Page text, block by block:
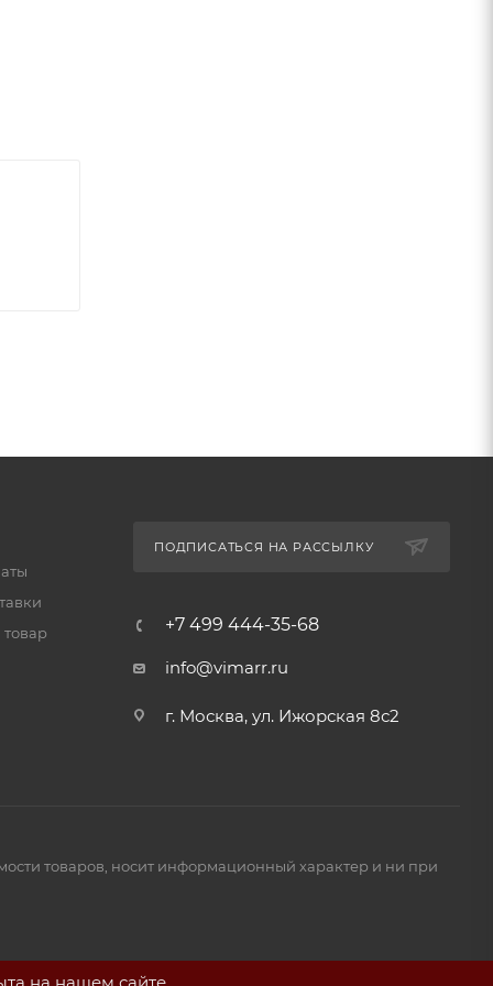
ПОДПИСАТЬСЯ НА РАССЫЛКУ
+7 499 444-35-68
info@vimarr.ru
г. Москва, ул. Ижорская 8с2
товаров, носит информационный характер и ни при